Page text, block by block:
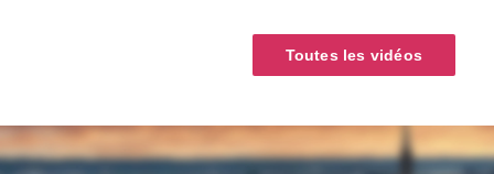
Toutes les vidéos